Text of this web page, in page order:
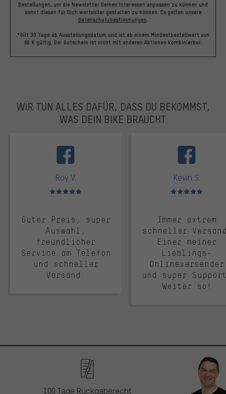
Bestellungen, um die Newsletter Deinen Interessen anpassen zu können und
somit diesen für Dich wertvoller gestalten zu können. Es gelten unsere
Datenschutzbestimmungen.
*Gilt 30 Tage ab Ausstellungsdatum und ist ab einem Mindestbestellwert von
60 € gültig. Der Gutschein ist nicht mit anderen Aktionen kombinierbar.
WIR TUN ALLES DAFÜR, DASS DU BEKOMMST,
WAS DEIN BIKE BRAUCHT
Roy V.
Bewertungen: 5 von 5
Guter Preis, super
Auswahl,
freundlicher
Service am Telefon
und schneller
Versand.
Kevin S.
Bewertungen: 5 von 5
Immer extrem
schneller
Einer meiner
Lieblings-
Onlineversender
und super
Weiter so!
100 Tage Rückgaberecht